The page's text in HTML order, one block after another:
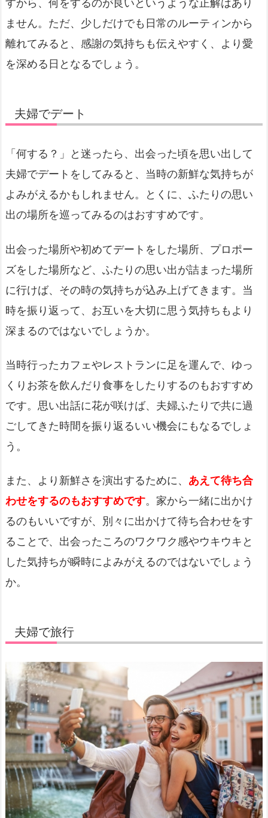
すから、何をするのが良いというような正解はあり
ません。ただ、少しだけでも日常のルーティンから
離れてみると、感謝の気持ちも伝えやすく、より愛
を深める日となるでしょう。
夫婦でデート
「何する？」と迷ったら、出会った頃を思い出して
夫婦でデートをしてみると、当時の新鮮な気持ちが
よみがえるかもしれません。とくに、ふたりの思い
出の場所を巡ってみるのはおすすめです。
出会った場所や初めてデートをした場所、プロポー
ズをした場所など、ふたりの思い出が詰まった場所
に行けば、その時の気持ちが込み上げてきます。当
時を振り返って、お互いを大切に思う気持ちもより
深まるのではないでしょうか。
当時行ったカフェやレストランに足を運んで、ゆっ
くりお茶を飲んだり食事をしたりするのもおすすめ
です。思い出話に花が咲けば、夫婦ふたりで共に過
ごしてきた時間を振り返るいい機会にもなるでしょ
う。
また、より新鮮さを演出するために、 あえて待ち合
わせをするのもおすすめです。家から一緒に出かけ
るのもいいですが、別々に出かけて待ち合わせをす
ることで、出会ったころのワクワク感やウキウキと
した気持ちが瞬時によみがえるのではないでしょう
か。
夫婦で旅行